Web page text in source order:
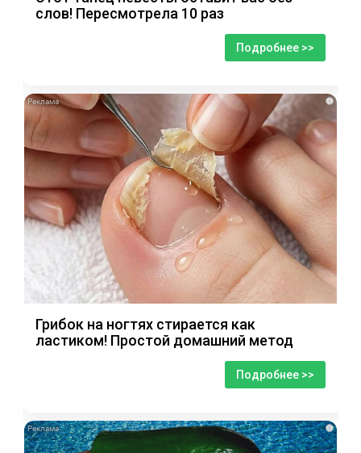
слов! Пересмотрела 10 раз
Подробнее >>
i
Грибок на ногтях стирается как
ластиком! Простой домашний метод
Подробнее >>
i